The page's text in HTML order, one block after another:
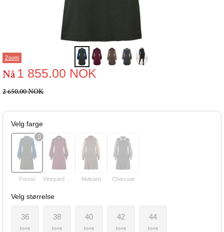
Zoom
Nå 1 855.00 NOK
2 650.00 NOK
Velg farge
Forest Mulvarp Charcoal
Velg størrelse
36
tomt
38
tomt
40
tomt
42
tomt
44
tomt